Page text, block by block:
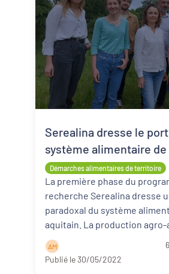
Démarches alimentaires de territoire
Serealina dresse le
système alimentaire de
Aquitaine
La première phase du
recherche Serealina dresse
paradoxal du système
aquitain. La production agro-
la suite
A M
Publié le 30/05/2022